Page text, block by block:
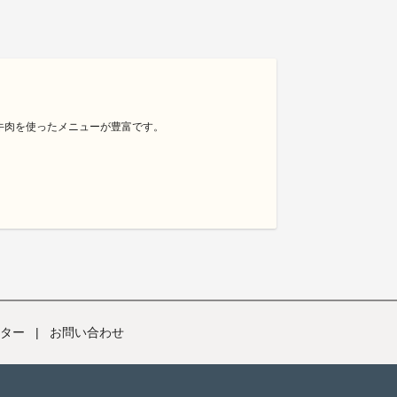
を使ったメニューが豊富です。
ー | お問い合わせ